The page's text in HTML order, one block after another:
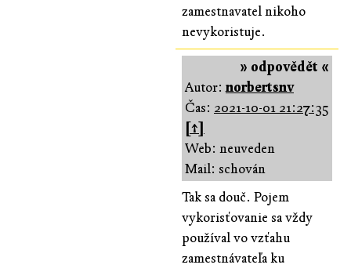
zamestnavatel nikoho
nevykoristuje.
» odpovědět «
Autor:norbertsnv
Čas: 2021-10-01 21:27:35
[↑]
Web: neuveden
Mail: schován
Tak sa douč. Pojem
vykorisťovanie sa vždy
používal vo vzťahu
zamestnávateľa ku